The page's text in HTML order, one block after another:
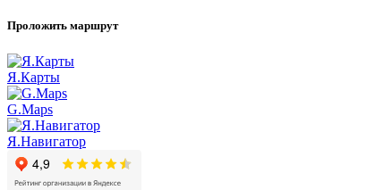
Проложить маршрут
Я.Карты
G.Maps
Я.Навигатор